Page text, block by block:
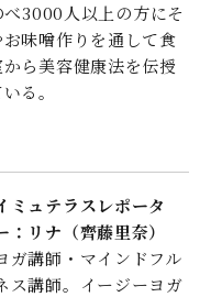
3000人以上の方にそ
味噌作りを通して食
ら美容健康法を伝授
る。
ミュテラスレポータ
：リナ（齊藤里奈）
ガ講師・マインドフル
ス講師。イージーヨガ